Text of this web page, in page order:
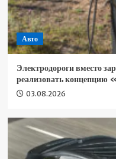
Авто
Электродороги вместо
реализовать концепцию
03.08.2026